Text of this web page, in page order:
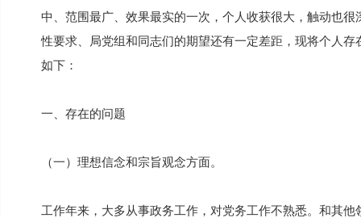
中、范围最广、效果最实的一次，个人收获很大，触动也
性要求、局党组和同志们的期望还有一定差距，现将个人
如下：
一、存在的问题
（一）理想信念和宗旨观念方面。
工作年来，大多从事政务工作，对党务工作不熟悉。和其